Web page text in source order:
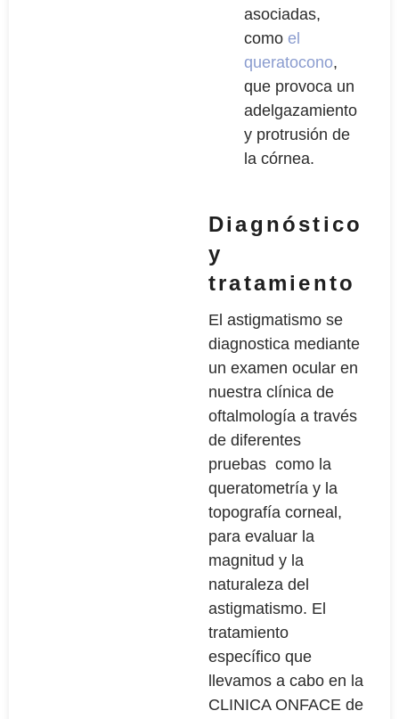
asociadas,
como el
queratocono,
que provoca un
adelgazamiento
y protrusión de
la córnea.
Diagnóstico
y
tratamiento
El astigmatismo se
diagnostica mediante
un examen ocular en
nuestra clínica de
oftalmología a través
de diferentes
pruebas como la
queratometría y la
topografía corneal,
para evaluar la
magnitud y la
naturaleza del
astigmatismo. El
tratamiento
específico que
llevamos a cabo en la
CLINICA ONFACE de